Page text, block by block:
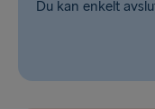
Du kan enkelt